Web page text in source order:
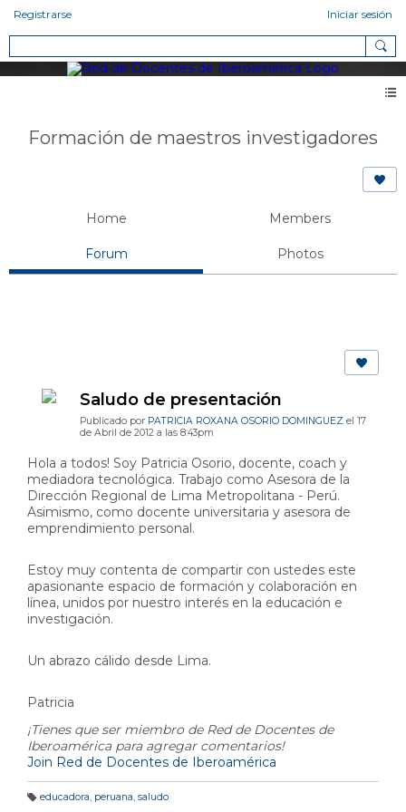
Registrarse Iniciar sesión
Formación de maestros investigadores
Home Members
Forum Photos
Saludo de presentación
Publicado por PATRICIA ROXANA OSORIO DOMINGUEZ el 17
de Abril de 2012 a las 8:43pm
Hola a todos! Soy Patricia Osorio, docente, coach y
mediadora tecnológica. Trabajo como Asesora de la
Dirección Regional de Lima Metropolitana - Perú.
Asimismo, como docente universitaria y asesora de
emprendimiento personal.
Estoy muy contenta de compartir con ustedes este
apasionante espacio de formación y colaboración en
línea, unidos por nuestro interés en la educación e
investigación.
Un abrazo cálido desde Lima.
Patricia
¡Tienes que ser miembro de Red de Docentes de
Iberoamérica para agregar comentarios!
Join Red de Docentes de Iberoamérica
educadora, peruana, saludo